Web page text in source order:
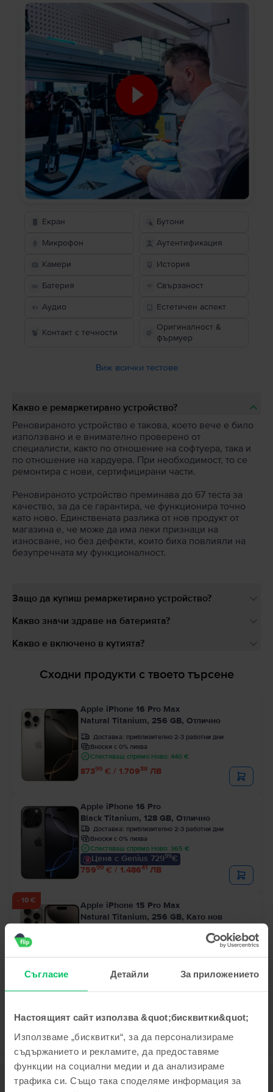
Съгласие Детайли За приложението
Настоящият сайт използва &quot;бисквитки&quot;
Използваме „бисквитки“, за да персонализираме
съдържанието и рекламите, да предоставяме
функции на социални медии и да анализираме
трафика си. Също така споделяме информация за
Екран Бутони
Микрофон Аутентификация
Камери История
Батерия Свързаност
Аудио Естетичен аспект
Контакт с течности
Оригиналност &
фърмуер
Виж всички тестове
Какво е ремаркетирано устройство?
Реновираното устройство е такова, което вече е било
използвано и е внимателно проверено от
специалисти, както по отношение на софтуера, така и
по отношение на хардуера. При необходимост, то се
ремонтира с нови, сертифицирани части.
Реновираното устройство преминава до 67 теста за
качество, за да се гарантира, че функционира точно
като ново. Единствената разлика от нов продукт от
магазина е, че може да има леки признаци на
износване, но без дефекти, които биха повлияли на
безупречната му функционалност.
Защо да купиш ремаркетирано устройство?
Какво значи здраве на батерията?
Какво е включено в кутията?
Сходни продукти с твоето търсене
Apple iPhone 16 Pro Max
Natural Titanium, 256 GB, Отлично
Доставка: приблизително 2-3 работни дни
Вноски с 0% лихва
Спестяваш спрямо Ново: 440 €
87399 € / 1.70938 ЛВ
Apple iPhone 16 Pro
Black Titanium, 128 GB, Отлично
Доставка: приблизително 2-3 работни дни
Вноски с 0% лихва
Спестяваш спрямо Ново: 365 €
Цена с Genius 72999€
75999 € / 1.48641 ЛВ
- 10 €
Apple iPhone 15 Pro Max
Natural Titanium, 256 GB, Като нов
€ / 1.34950
Описание